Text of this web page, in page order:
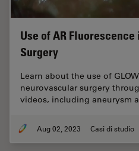
Use of AR
Surgery
Learn about the use of
neurovascular surgery
videos, including aneurysm
Aug 02, 2023 Casi di studio